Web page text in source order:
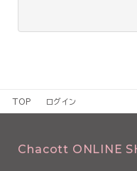
TOP ログイン
Chacott ONLINE